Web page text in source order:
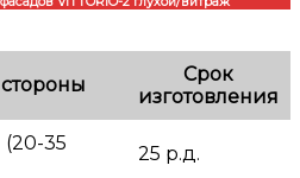
Срок
изготовления
35
25 р.д.